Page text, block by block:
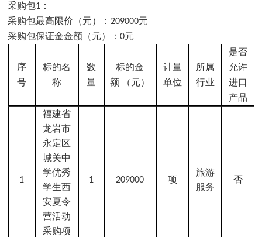
采购包1 ：
采购包最高限价（元）
：209000元
采购包保证金金额（元） ：0元
序
号
标的名
称
数
量
标的金
额
（元）
计量
单位
所属
行业
是否
允许
进口
产品
1
福建省
龙岩市
永定区
城关中
学优秀
学生西
安夏令
营活动
采购项
1 209000 项
旅游
服务
否